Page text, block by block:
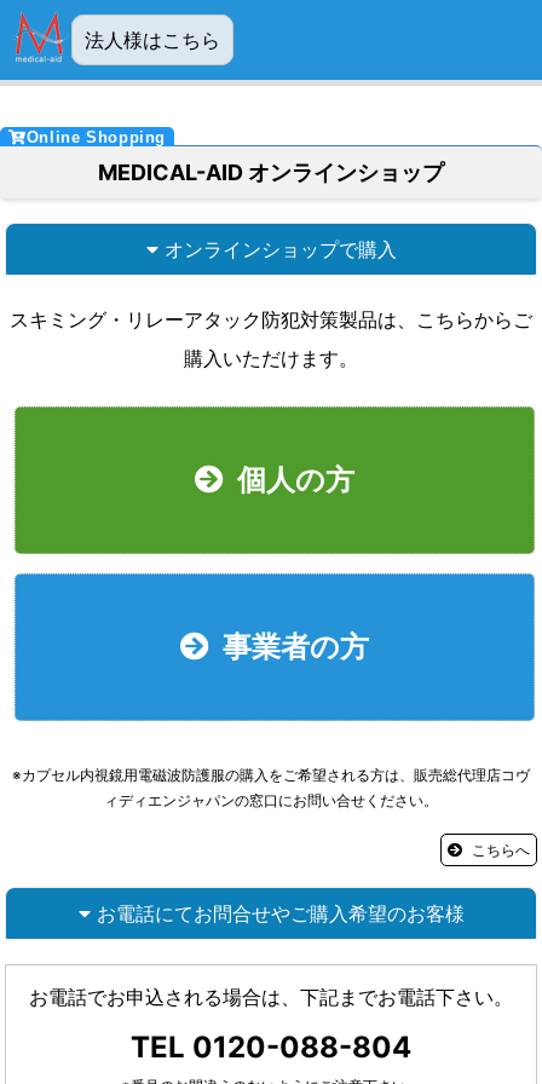
法人様はこちら
MEDICAL-AID オンラインショップ
オンラインショップで購入
スキミング・リレーアタック防犯対策製品は、こちらからご
購入いただけます。
個人の方
事業者の方
※カプセル内視鏡用電磁波防護服の購入をご希望される方は、販売総代理店コヴ
ィディエンジャパンの窓口にお問い合せください。
こちらへ
お電話にてお問合せやご購入希望のお客様
お電話でお申込される場合は、下記までお電話下さい。
TEL 0120-088-804